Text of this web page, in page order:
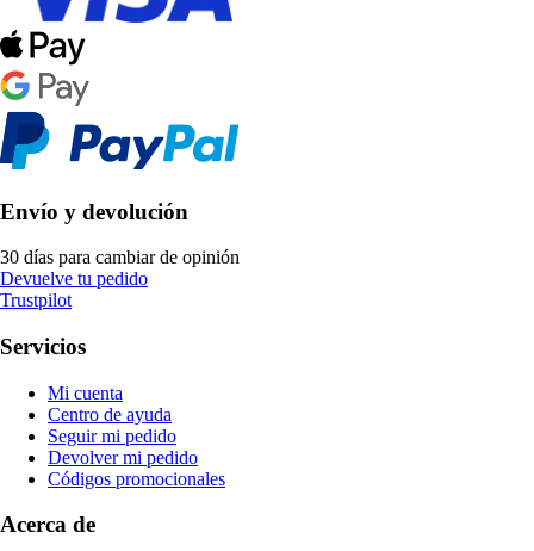
Envío y devolución
30 días para cambiar de opinión
Devuelve tu pedido
Trustpilot
Servicios
Mi cuenta
Centro de ayuda
Seguir mi pedido
Devolver mi pedido
Códigos promocionales
Acerca de